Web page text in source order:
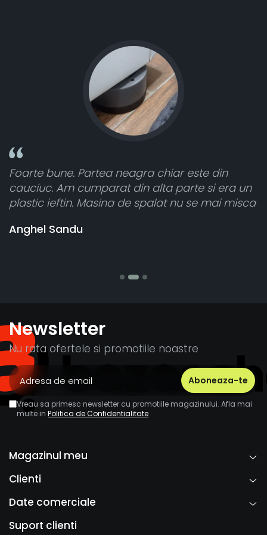
din
si era un
mai misca
Toate sunt foarte luminoase și
atât de bine în curtea din spate. A
cele 8 bucati dar una nu a funcționat,
banii pentru 1 bucata, Multumesc
Newsletter
Nu rata ofertele si promotiile noastre
Vreau sa primesc newsletter cu promotiile magazinului. Afla mai
multe in Politica de Confidentialitate
Magazinul meu
Clienti
Date comerciale
Suport clienti